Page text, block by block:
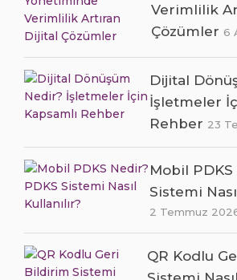
Verimlilik
Çözümler 6
Dijital
İşletmeler
Rehber 23
Mobil
Sistemi
2 Temmuz
QR Kodlu